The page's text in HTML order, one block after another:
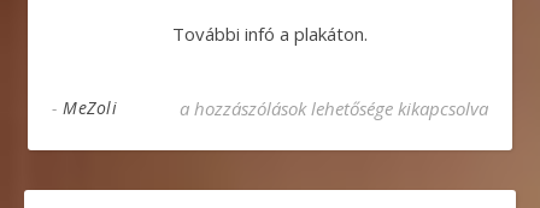
További infó a plakáton.
- MeZoli Rákosmenti Ifjúsági Fáklyás Keresztút
a hozzászólások lehetősége kikapcsolva